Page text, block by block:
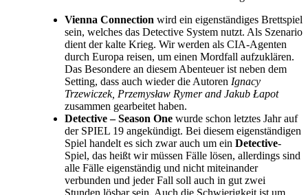
Vienna Connection wird ein eigenständiges Brettspiel
sein, welches das Detective System nutzt. Als Szenario
dient der kalte Krieg. Wir werden als CIA-Agenten
durch Europa reisen, um einen Mordfall aufzuklären.
Das Besondere an diesem Abenteuer ist neben dem
Setting, dass auch wieder die Autoren Ignacy
Trzewiczek, Przemysław Rymer and Jakub Łapot
zusammen gearbeitet haben.
Detective – Season One wurde schon letztes Jahr auf
der SPIEL 19 angekündigt. Bei diesem eigenständigen
Spiel handelt es sich zwar auch um ein Detective-
Spiel, das heißt wir müssen Fälle lösen, allerdings sind
alle Fälle eigenständig und nicht miteinander
verbunden und jeder Fall soll auch in gut zwei